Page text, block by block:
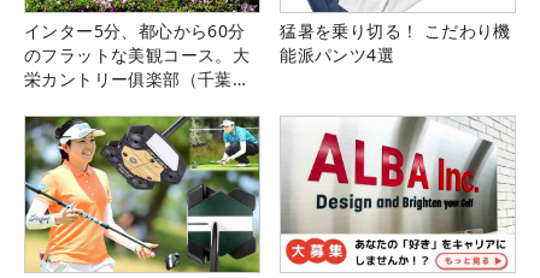
インター5分、都心から60分
のフラットな美観コース。大
栄カントリー俱楽部（千葉
猛暑を乗り切る！ こだわり機
能派パンツ4選